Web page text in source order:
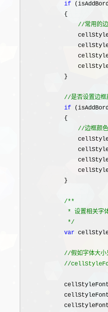
if
            {
//常用的
            }
//是否设置边框
if
            {
//边框颜
            }
/**
* 设置相关字
*/
var
//假如字体大小
//